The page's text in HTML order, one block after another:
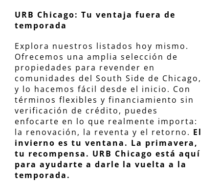
URB Chicago: Tu ventaja fuera de
temporada
Explora nuestros listados hoy mismo.
Ofrecemos una amplia selección de
propiedades para revender en
comunidades del South Side de Chicago,
y lo hacemos fácil desde el inicio. Con
términos flexibles y financiamiento sin
verificación de crédito, puedes
enfocarte en lo que realmente importa:
la renovación, la reventa y el retorno. El
invierno es tu ventana. La primavera,
tu recompensa. URB Chicago está aquí
para ayudarte a darle la vuelta a la
temporada.